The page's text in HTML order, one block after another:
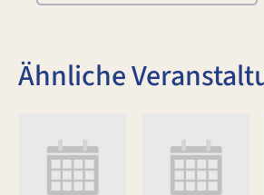
Ähnliche